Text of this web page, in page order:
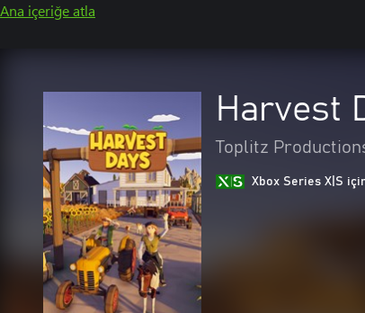
Ana içeriğe atla
Harvest
Toplitz
Xbox Series X|S